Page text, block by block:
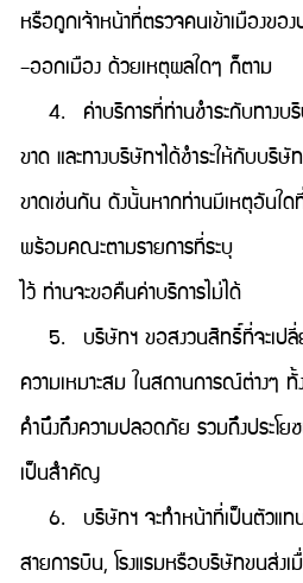
หรือถูกเจ้าหน้าที่ตรวจคนเข้าเมืองขอ
–ออกเมือง ด้วยเหตุผลใดๆ ก็ตาม
4. ค่าบริการที่ท่านชำระกับทางบริ
ขาด และทางบริษัทฯได้ชำระให้กับบริษั
ขาดเช่นกัน ดังนั้นหากท่านมีเหตุอันใด
พร้อมคณะตามรายการที่ระบุ
ไว้ ท่านจะขอคืนค่าบริการไม่ได้
5. บริษัทฯ ขอสงวนสิทธิ์ที่จะเปลี่
ความเหมาะสม ในสถานการณ์ต่างๆ
คำนึงถึงความปลอดภัย รวมถึงประโ
เป็นสำคัญ
6. บริษัทฯ จะทำหน้าที่เป็นตัวแทน
สายการบิน, โรงแรมหรือบริษัทขนส่ง